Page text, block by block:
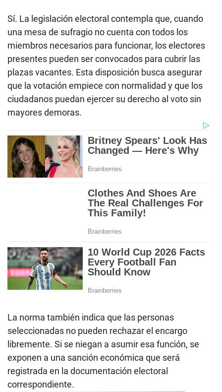
Sí. La legislación electoral contempla que, cuando
una mesa de sufragio no cuenta con todos los
miembros necesarios para funcionar, los electores
presentes pueden ser convocados para cubrir las
plazas vacantes. Esta disposición busca asegurar
que la votación empiece con normalidad y que los
ciudadanos puedan ejercer su derecho al voto sin
mayores demoras.
La norma también indica que las personas
seleccionadas no pueden rechazar el encargo
libremente. Si se niegan a asumir esa función, se
exponen a una sanción económica que será
registrada en la documentación electoral
correspondiente.